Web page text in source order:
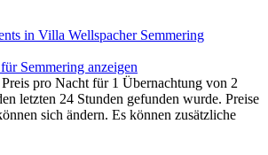
in Villa Wellspacher Semmering
Semmering anzeigen
pro Nacht für 1 Übernachtung von 2
letzten 24 Stunden gefunden wurde. Preise
sich ändern. Es können zusätzliche